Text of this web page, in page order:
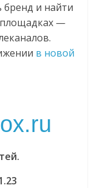
бренд и найти
—
в новой